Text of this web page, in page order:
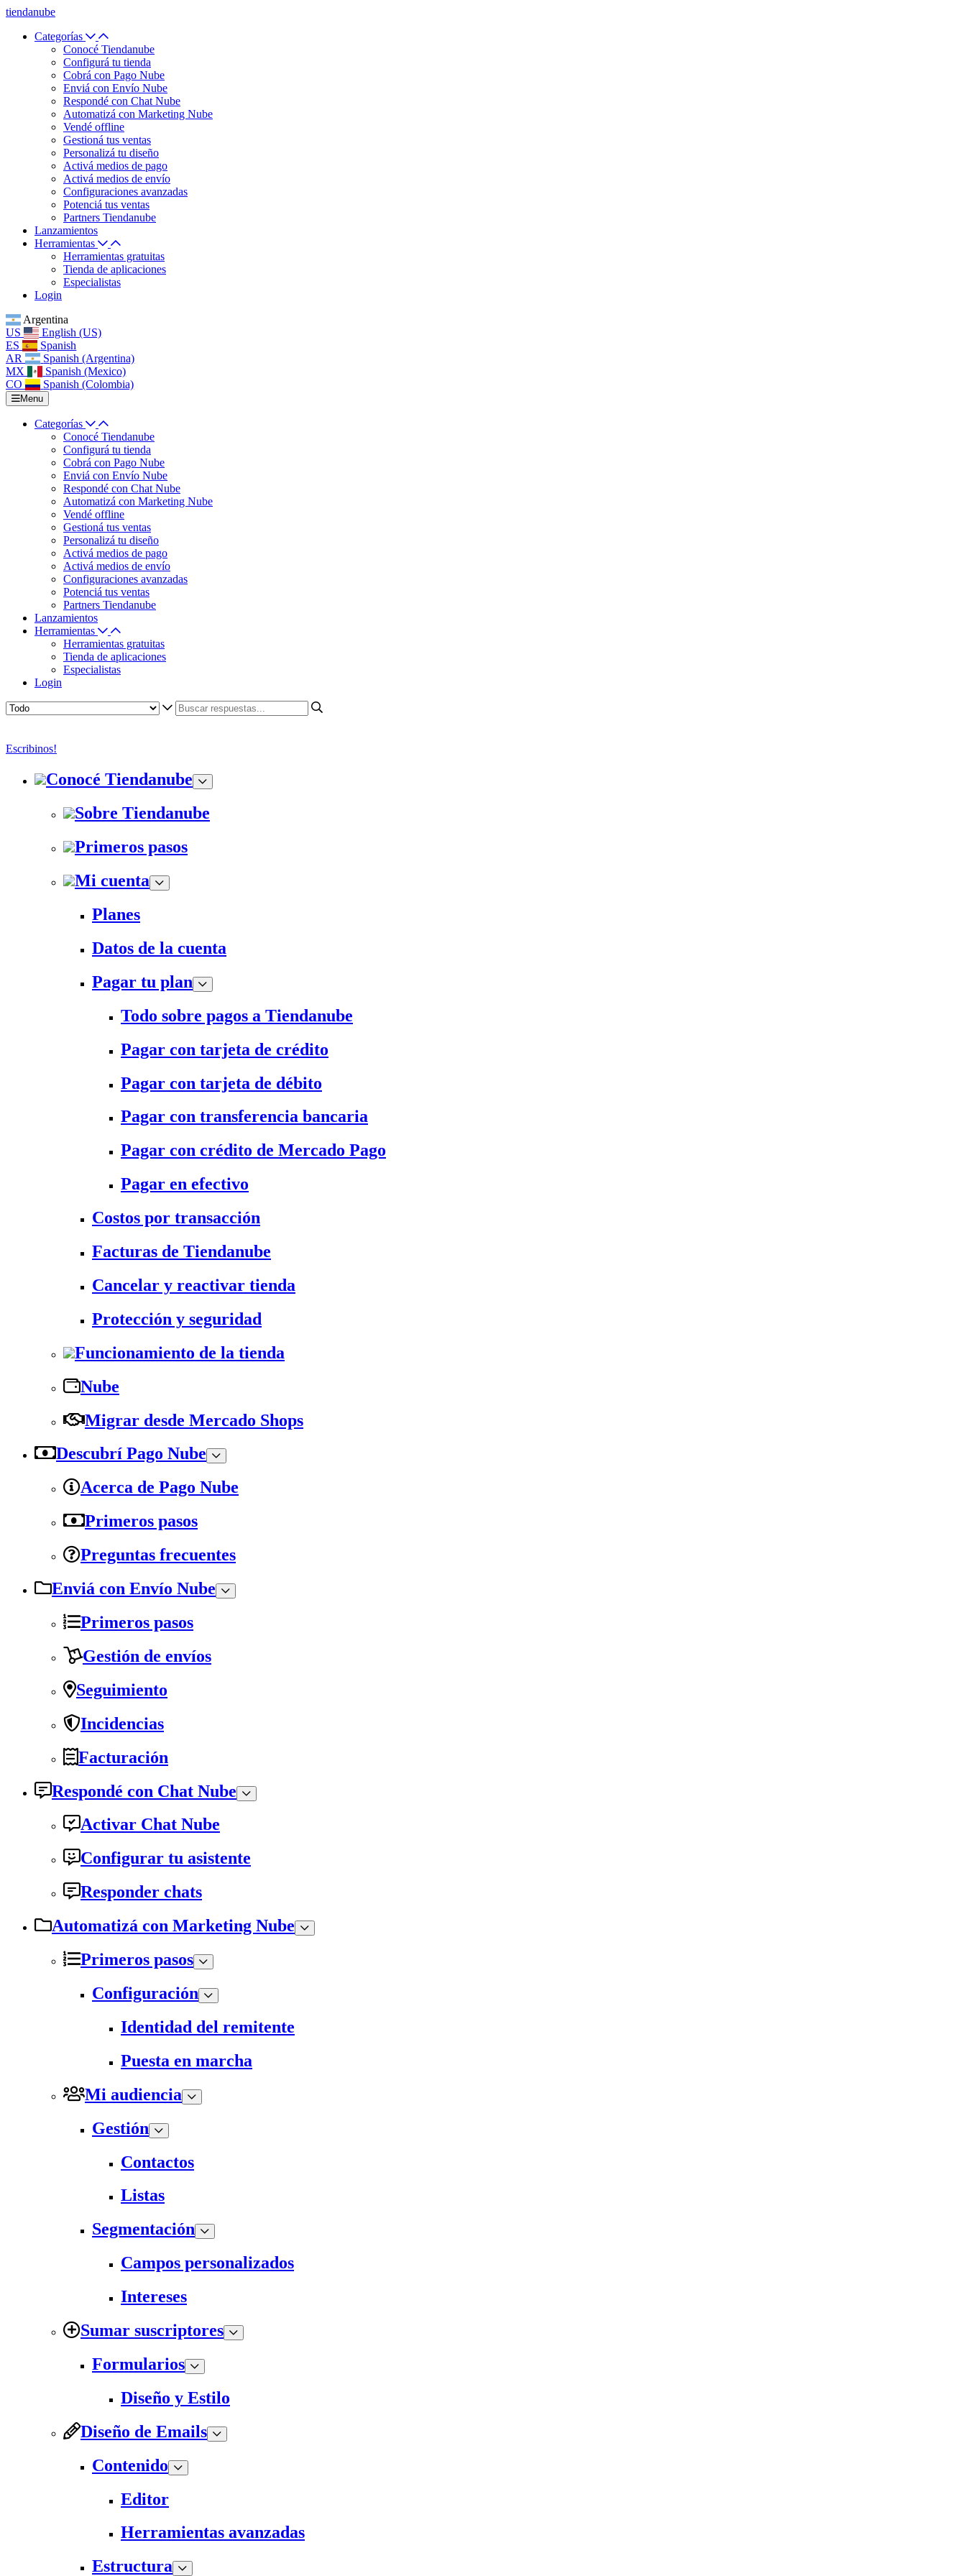
tiendanube
Categorías
Conocé Tiendanube
Configurá tu tienda
Cobrá con Pago Nube
Enviá con Envío Nube
Respondé con Chat Nube
Automatizá con Marketing Nube
Vendé offline
Gestioná tus ventas
Personalizá tu diseño
Activá medios de pago
Activá medios de envío
Configuraciones avanzadas
Potenciá tus ventas
Partners Tiendanube
Lanzamientos
Herramientas
Herramientas gratuitas
Tienda de aplicaciones
Especialistas
Login
Argentina
US
English (US)
ES
Spanish
AR
Spanish (Argentina)
MX
Spanish (Mexico)
CO
Spanish (Colombia)
Menu
Categorías
Conocé Tiendanube
Configurá tu tienda
Cobrá con Pago Nube
Enviá con Envío Nube
Respondé con Chat Nube
Automatizá con Marketing Nube
Vendé offline
Gestioná tus ventas
Personalizá tu diseño
Activá medios de pago
Activá medios de envío
Configuraciones avanzadas
Potenciá tus ventas
Partners Tiendanube
Lanzamientos
Herramientas
Herramientas gratuitas
Tienda de aplicaciones
Especialistas
Login
Escribinos!
Conocé Tiendanube
Sobre Tiendanube
Primeros pasos
Mi cuenta
Planes
Datos de la cuenta
Pagar tu plan
Todo sobre pagos a Tiendanube
Pagar con tarjeta de crédito
Pagar con tarjeta de débito
Pagar con transferencia bancaria
Pagar con crédito de Mercado Pago
Pagar en efectivo
Costos por transacción
Facturas de Tiendanube
Cancelar y reactivar tienda
Protección y seguridad
Funcionamiento de la tienda
Nube
Migrar desde Mercado Shops
Descubrí Pago Nube
Acerca de Pago Nube
Primeros pasos
Preguntas frecuentes
Enviá con Envío Nube
Primeros pasos
Gestión de envíos
Seguimiento
Incidencias
Facturación
Respondé con Chat Nube
Activar Chat Nube
Configurar tu asistente
Responder chats
Automatizá con Marketing Nube
Primeros pasos
Configuración
Identidad del remitente
Puesta en marcha
Mi audiencia
Gestión
Contactos
Listas
Segmentación
Campos personalizados
Intereses
Sumar suscriptores
Formularios
Diseño y Estilo
Diseño de Emails
Contenido
Editor
Herramientas avanzadas
Estructura